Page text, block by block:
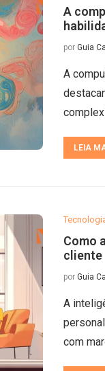
A
por Guia
A
LEIA
Como
cliente
por Guia
A
com